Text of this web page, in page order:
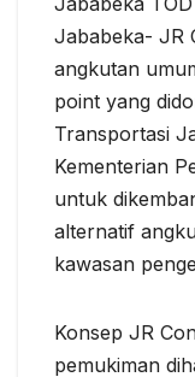
Jababeka- JR
angkutan
point yang
Transportasi
Kementerian
untuk
alternatif
kawasan
Konsep JR
pemukiman